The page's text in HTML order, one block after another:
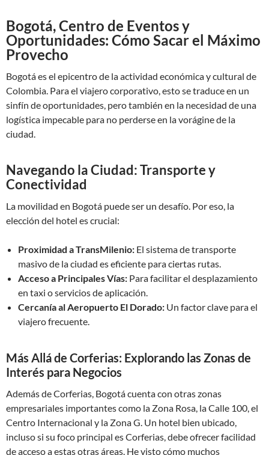
Bogotá, Centro de Eventos y
Oportunidades: Cómo Sacar el Máximo
Provecho
Bogotá es el epicentro de la actividad económica y cultural de
Colombia. Para el viajero corporativo, esto se traduce en un
sinfín de oportunidades, pero también en la necesidad de una
logística impecable para no perderse en la vorágine de la
ciudad.
Navegando la Ciudad: Transporte y
Conectividad
La movilidad en Bogotá puede ser un desafío. Por eso, la
elección del hotel es crucial:
Proximidad a TransMilenio: El sistema de transporte
masivo de la ciudad es eficiente para ciertas rutas.
Acceso a Principales Vías: Para facilitar el desplazamiento
en taxi o servicios de aplicación.
Cercanía al Aeropuerto El Dorado: Un factor clave para el
viajero frecuente.
Más Allá de Corferias: Explorando las Zonas de
Interés para Negocios
Además de Corferias, Bogotá cuenta con otras zonas
empresariales importantes como la Zona Rosa, la Calle 100, el
Centro Internacional y la Zona G. Un hotel bien ubicado,
incluso si su foco principal es Corferias, debe ofrecer facilidad
de acceso a estas otras áreas. He visto cómo muchos